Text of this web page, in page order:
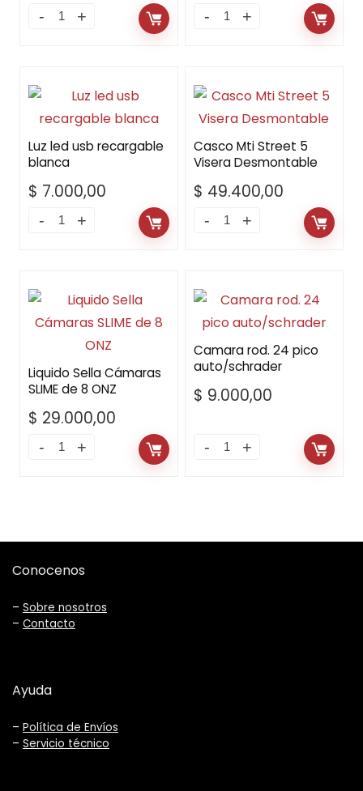
Luz led usb recargable
blanca
$ 7.000,00
Casco Mti Street 5
Visera Desmontable
$ 49.400,00
Liquido Sella Cámaras
SLIME de 8 ONZ
$ 29.000,00
Camara rod. 24 pico
auto/schrader
$ 9.000,00
Conocenos
– Sobre nosotros
– Contacto
Ayuda
– Política de Envíos
– Servicio técnico